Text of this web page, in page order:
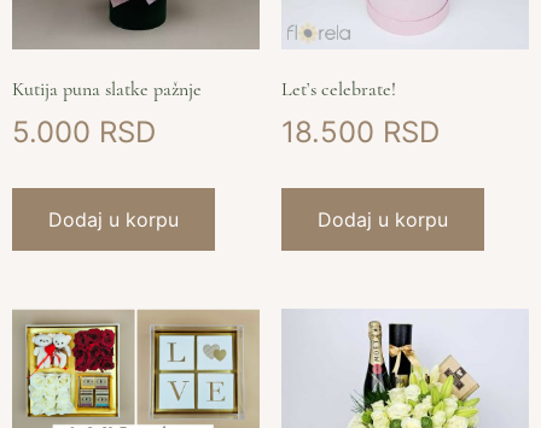
Kutija puna slatke pažnje
5.000
Dodaj u korpu
Let’s celebrate!
18.500
Dodaj u korpu